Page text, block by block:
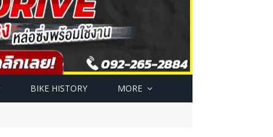
BIKE HISTORY MORE